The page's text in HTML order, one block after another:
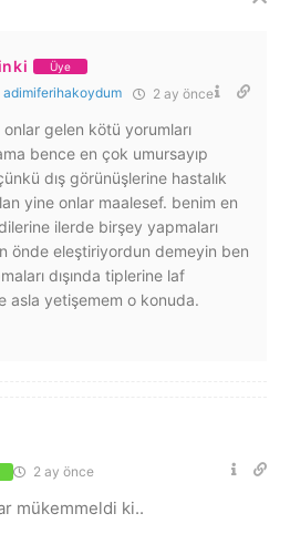
Üye
adimiferihakoydum 2 ay önce
gelen kötü yorumları
bence en çok umursayıp
dış görünüşlerine hastalık
yine onlar maalesef. benim en
ilerde birşey yapmaları
önde eleştiriyordun demeyin ben
dışında tiplerine laf
asla yetişemem o konuda.
2 ay önce
mükemmeldi ki..